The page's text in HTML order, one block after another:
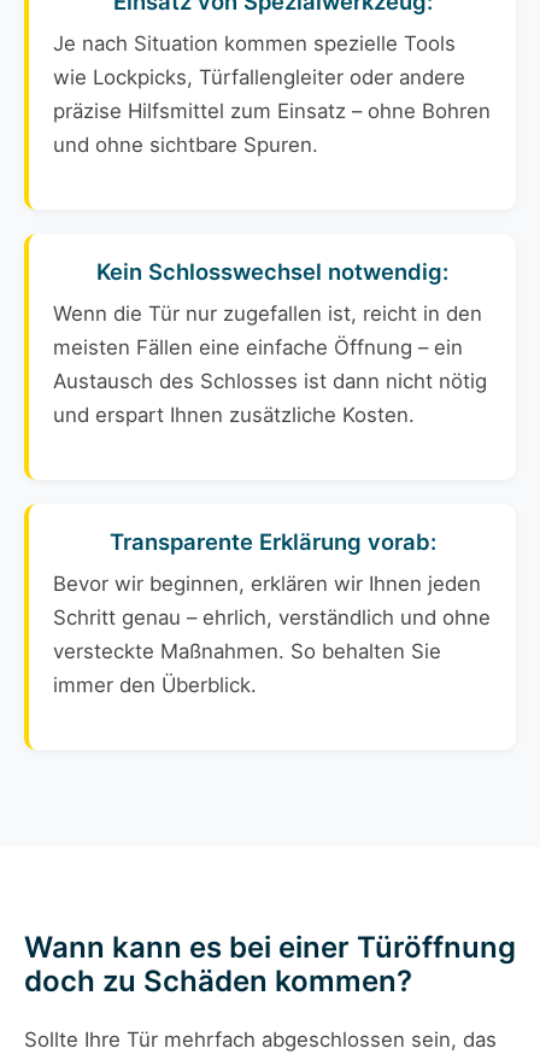
Je nach Situation kommen spezielle Tools
wie Lockpicks, Türfallengleiter oder andere
präzise Hilfsmittel zum Einsatz – ohne Bohren
und ohne sichtbare Spuren.
Kein Schlosswechsel notwendig:
Wenn die Tür nur zugefallen ist, reicht in den
meisten Fällen eine einfache Öffnung – ein
Austausch des Schlosses ist dann nicht nötig
und erspart Ihnen zusätzliche Kosten.
Transparente Erklärung vorab:
Bevor wir beginnen, erklären wir Ihnen jeden
Schritt genau – ehrlich, verständlich und ohne
versteckte Maßnahmen. So behalten Sie
immer den Überblick.
Wann kann es bei einer Türöffnung
doch zu Schäden kommen?
Sollte Ihre Tür mehrfach abgeschlossen sein, das